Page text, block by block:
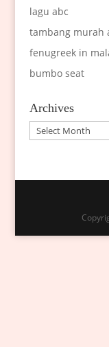
lagu abc
tambang murah
fenugreek in
bumbo seat
Archives
Archives